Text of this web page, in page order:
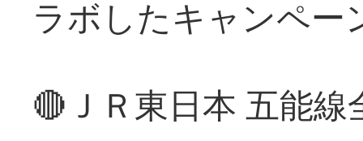
ラボしたキャンペー
🔴ＪＲ東日本 五能